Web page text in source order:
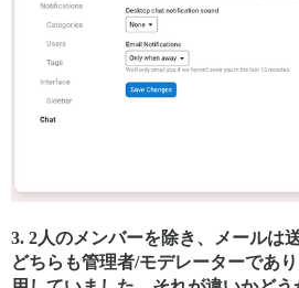
3. 2人のメンバーを除き、メールは
どちらも管理者/モデレーターであ